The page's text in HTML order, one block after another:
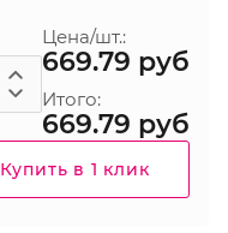
Цена/шт.:
669.79 руб
Итого:
669.79 руб
Купить в 1 клик